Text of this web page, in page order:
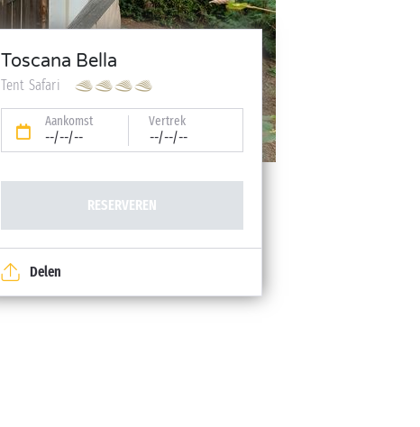
Toscana Bella
Tent Safari
Aankomst
--/--/--
Vertrek
--/--/--
RESERVEREN
Delen